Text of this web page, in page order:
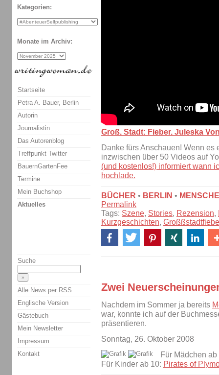
Groß. Stadt: Fieber. Juleska
Danke fürs Anschauen! Wenn es
inzwischen über 50 Videos auf
(und kostenlos!) informiert wann
hochlade.
BÜCHER • BERLIN •
Permalink
Tags: Szene, Stories, Rezension,
Kurzgeschichten,
Zwei
Nachdem im Sommer ja bereits
war, konnte ich auf der
präsentieren.
Sonntag, 26. Oktober 2008
Für Mädchen
Für Kinder ab 10: Pirates of
Kategorien:
Monate im Archiv:
Startseite
Petra A. Bauer, Berlin
Autorin
Journalistin
Das Autorenblog
Treffpunkt Twitter
BauernGartenFee
Termine
Mein Buchshop
Aktuelles
Suche
Alle News per RSS
Englische Version
Gästebuch
Mein Newsletter
Impressum
Kontakt